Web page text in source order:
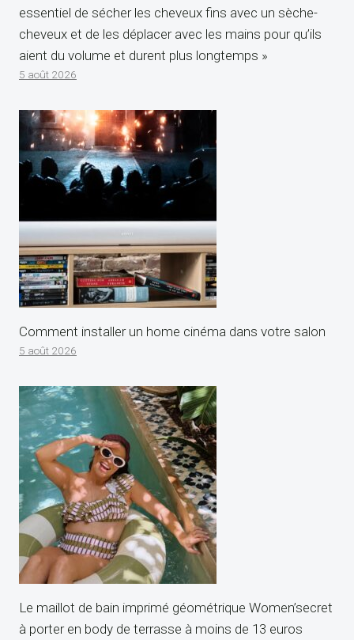
essentiel de sécher les cheveux fins avec un sèche-
cheveux et de les déplacer avec les mains pour qu’ils
aient du volume et durent plus longtemps »
5 août 2026
Comment installer un home cinéma dans votre salon
5 août 2026
Le maillot de bain imprimé géométrique Women’secret
à porter en body de terrasse à moins de 13 euros